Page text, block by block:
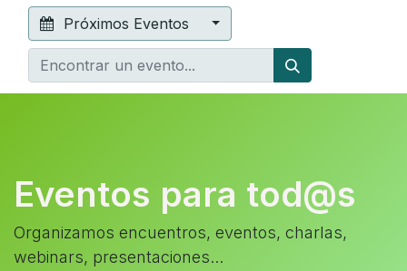
Próximos Eventos
Eventos para tod@s
Organizamos encuentros, eventos, charlas,
webinars, presentaciones...